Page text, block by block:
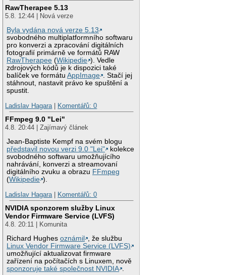
RawTherapee 5.13
5.8. 12:44 | Nová verze
Byla vydána nová verze 5.13
svobodného multiplatformního softwaru
pro konverzi a zpracování digitálních
fotografií primárně ve formátů RAW
RawTherapee (Wikipedie ). Vedle
zdrojových kódů je k dispozici také
balíček ve formátuAppImage . Stačí jej
stáhnout, nastavit právo ke spuštění a
spustit.
Ladislav Hagara| Komentářů: 0
FFmpeg 9.0 "Lei"
4.8. 20:44 | Zajímavý článek
Jean-Baptiste Kempf na svém blogu
představil novou verzi 9.0 "Lei"
kolekce
svobodného softwaru umožňujícího
nahrávání, konverzi a streamovaní
digitálního zvuku a obrazu FFmpeg
(Wikipedie ).
Ladislav Hagara| Komentářů: 0
NVIDIA sponzorem služby Linux
Vendor Firmware Service (LVFS)
4.8. 20:11 | Komunita
Richard Hughesoznámil
, že službu
Linux Vendor Firmware Service (LVFS)
umožňující aktualizovat firmware
zařízení na počítačích s Linuxem, nově
sponzoruje také společnost NVIDIA .